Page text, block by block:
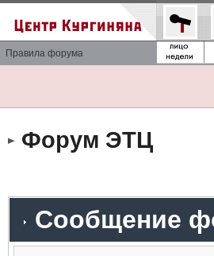
Правила форума
Форум ЭТЦ
Сообщение